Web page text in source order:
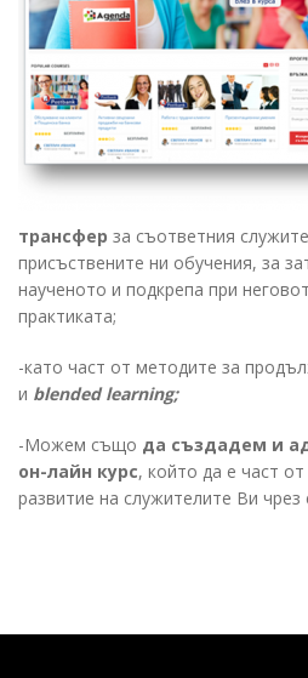
трансфер за съответния
присъствените ни обучения, за
наученото и подкрепа при
практиката;
-като част от методите за
и blendedlearning;
-Можем също да създадем и
он-лaйн курс, който да е част
развитие на служителите Ви